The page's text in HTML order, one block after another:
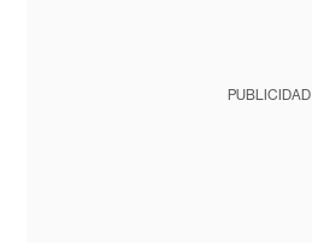
PUBLICIDAD